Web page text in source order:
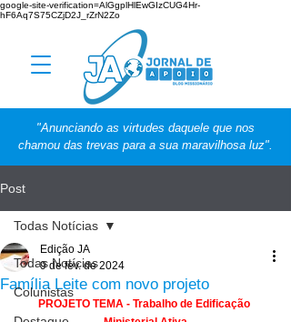
google-site-verification=AlGgplHlEwGIzCUG4Hr-
hF6Aq7S75CZjD2J_rZrN2Zo
"Anunciando as virtudes daquele que nos
chamou das trevas para a sua maravilhosa luz".
Post
Todas Notícias
Colunistas
Todas Notícias
Família Leite com novo projeto
Edição JA
9 de fev. de 2024
PROJETO TEMA - Trabalho de Edificação